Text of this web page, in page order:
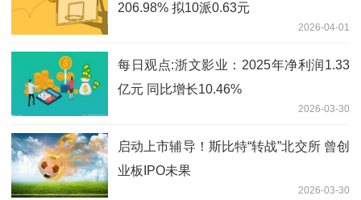
206.98% 拟10派0.63元
2026-04-01
每日观点:浙文影业：2025年净利润1.33
亿元 同比增长10.46%
2026-03-30
启动上市辅导！斯比特“转战”北交所 曾创
业板IPO未果
2026-03-30